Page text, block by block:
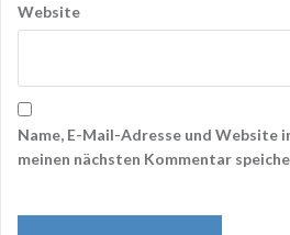
Website
Name, E-Mail-Adresse und Website
meinen nächsten Kommentar